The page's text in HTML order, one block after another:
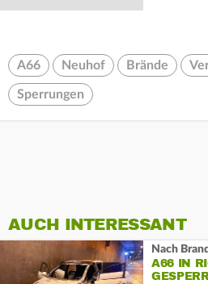
A66 Neuhof Brände
Sperrungen
AUCH INTERESSANT
Nach
A66 IN